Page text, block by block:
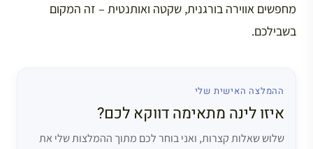
מחפשים אווירה בורגנית, שקטה ואותנטית – זה המקום
בשבילכם.
ההמלצה האישית שלי
איזו לינה מתאימה דווקא לכם?
שלוש שאלות קצרות, ואני בוחר לכם מתוך ההמלצות שלי את